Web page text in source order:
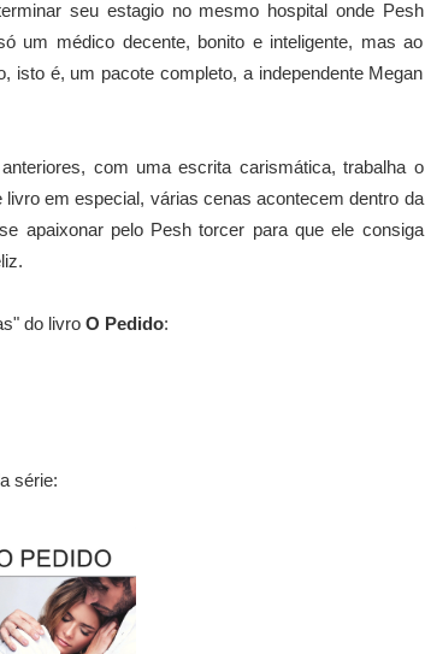
seu estagio no mesmo hospital onde Pesh
um médico decente, bonito e inteligente, mas ao
isto é, um pacote completo, a independente Megan
com uma escrita carismática, trabalha o
em especial, várias cenas acontecem dentro da
apaixonar pelo Pesh torcer para que ele consiga
do livro O Pedido:
série: